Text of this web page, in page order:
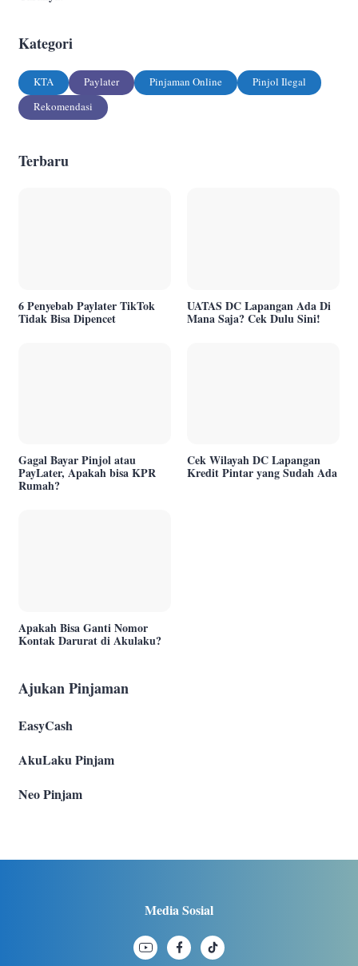
Kategori
KTA Paylater Pinjaman Online
Pinjol Ilegal
Rekomendasi
Terbaru
6 Penyebab Paylater TikTok
Tidak Bisa Dipencet
UATAS DC Lapangan Ada Di
Mana Saja? Cek Dulu Sini!
Gagal Bayar Pinjol atau
PayLater, Apakah bisa KPR
Rumah?
Cek Wilayah DC Lapangan
Kredit Pintar yang Sudah Ada
Apakah Bisa Ganti Nomor
Kontak Darurat di Akulaku?
Ajukan Pinjaman
EasyCash
AkuLaku Pinjam
Neo Pinjam
Media Sosial